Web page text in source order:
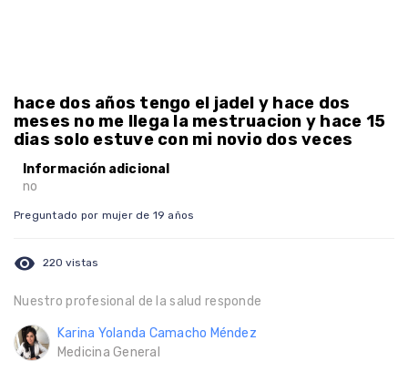
hace dos años tengo el jadel y hace dos
meses no me llega la mestruacion y hace 15
dias solo estuve con mi novio dos veces
Información adicional
no
Preguntado por mujer de 19 años
visibility 220 vistas
Nuestro profesional de la salud responde
Karina Yolanda Camacho Méndez
Medicina General